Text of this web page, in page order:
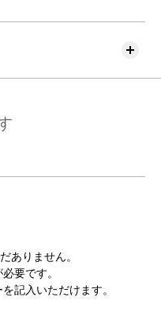
ありません。
必要です。
記入いただけます。